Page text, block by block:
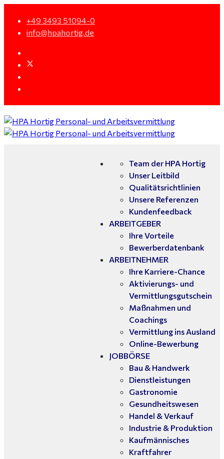
+49 3493 51094-0
info@hpahortig.de
Team der HPA Hortig
Unser Leitbild
Qualitätsrichtlinien
Unsere Referenzen
Kundenfeedback
ARBEITGEBER
Ihre Vorteile
Bewerberdatenbank
ARBEITNEHMER
Ihre Karriere-Chance
Aktivierungs- und
Vermittlungsgutschein
Maßnahmen und
Coachings
Vermittlung ins Ausland
Online-Bewerbung
JOBBÖRSE
Bau & Handwerk
Dienstleistungen
Gastronomie
Gesundheitswesen
Handel & Verkauf
Industrie & Produktion
Kaufmännisches
Kraftfahrer